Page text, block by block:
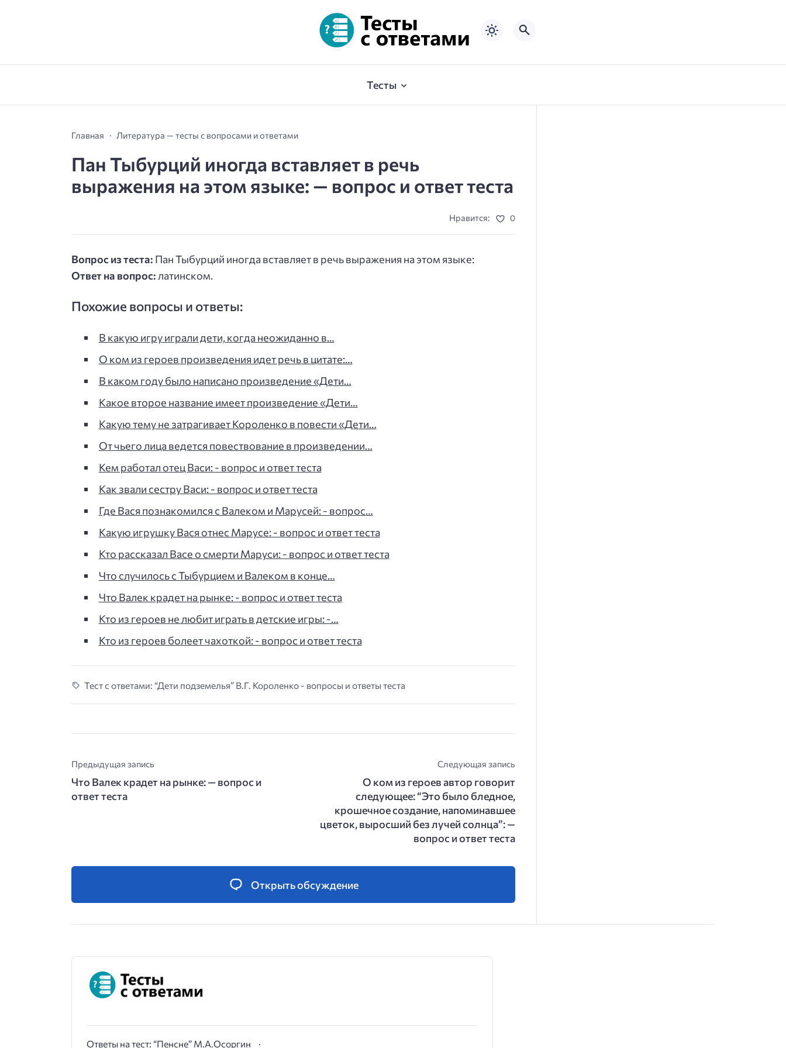
Тесты
Главная Литература — тесты с вопросами и ответами
Пан Тыбурций иногда вставляет в речь
выражения на этом языке: — вопрос и ответ теста
Нравится: 0
Вопрос из теста: Пан Тыбурций иногда вставляет в речь выражения на этом языке:
Ответ на вопрос:латинском.
Похожие вопросы и ответы:
В какую игру играли дети, когда неожиданно в…
О ком из героев произведения идет речь в цитате:…
В каком году было написано произведение «Дети…
Какое второе название имеет произведение «Дети…
Какую тему не затрагивает Короленко в повести «Дети…
От чьего лица ведется повествование в произведении…
Кем работал отец Васи: - вопрос и ответ теста
Как звали сестру Васи: - вопрос и ответ теста
Где Вася познакомился с Валеком и Марусей: - вопрос…
Какую игрушку Вася отнес Марусе: - вопрос и ответ теста
Кто рассказал Васе о смерти Маруси: - вопрос и ответ теста
Что случилось с Тыбурцием и Валеком в конце…
Что Валек крадет на рынке: - вопрос и ответ теста
Кто из героев не любит играть в детские игры: -…
Кто из героев болеет чахоткой: - вопрос и ответ теста
Тест с ответами: “Дети подземелья” В.Г. Короленко - вопросы и ответы теста
Предыдущая запись
Что Валек крадет на рынке: — вопрос и
ответ теста
Следующая запись
О ком из героев автор говорит
следующее: “Это было бледное,
крошечное создание, напоминавшее
цветок, выросший без лучей солнца”: —
вопрос и ответ теста
Открыть обсуждение
Ответы на тест: “Пенсне” М.А.Осоргин